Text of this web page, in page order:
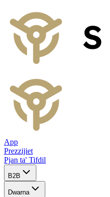
App
Prezzijiet
Pjan ta' Tifdil
B2B
Dwarna